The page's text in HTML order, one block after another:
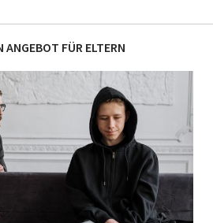
ANGEBOT FÜR ELTERN